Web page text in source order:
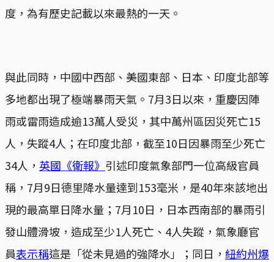
度，為有歷史記載以來最熱的一天。
與此同時，中國中西部、美國東部、日本、印度北部等
多地都出現了極端暴雨天氣。7月3日以來，重慶因陣
雨或雷雨造成逾13萬人受災，其中萬州區因災死亡15
人，失蹤4人；在印度北部，截至10日因暴雨至少死亡
34人， 英國《衛報》 引述印度氣象部門一位高級官員
稱，7月9日德里降水量達到153毫米，是40年來該地出
現的最高單日降水量；7月10日，日本西南部的暴雨引
發山體滑坡，造成至少1人死亡、4人失蹤，氣象廳官
員表示稱這是「從未見過的強降水」；同日， 紐約州爆